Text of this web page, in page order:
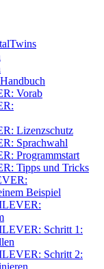
Vorab
Lizenzschutz
Sprachwahl
Programmstart
Tipps und Tricks
Beispiel
Schritt 1:
Schritt 2: